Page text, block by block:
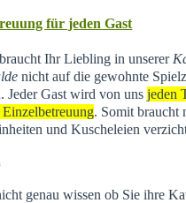
für jeden Gast
Ihr Liebling in unserer
nicht auf die gewohnte
Jeder Gast wird von unsjeden
. Somit braucht
und Kuscheleien
genau wissen ob Sie ihre